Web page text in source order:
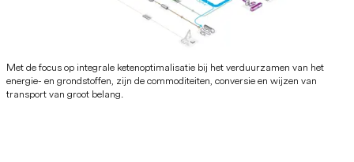
Met de focus op integrale ketenoptimalisatie bij het verduurzamen van het
energie- en grondstoffen, zijn de commoditeiten, conversie en wijzen van
transport van groot belang.